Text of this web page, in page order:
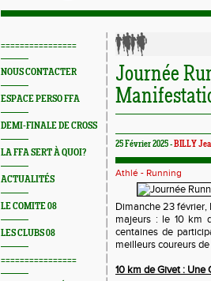
================
NOUS CONTACTER
ESPACE PERSO FFA
DEMI-FINALE DE CROSS
LA FFA SERT À QUOI?
ACTUALITÉS
LE COMITE 08
LES CLUBS 08
================
Journée
25 Février 2025 -BILLY
Athlé - Running
Dimanche 23
majeurs : le 10 km
centaines de
meilleurs coureurs
10 km de Givet :